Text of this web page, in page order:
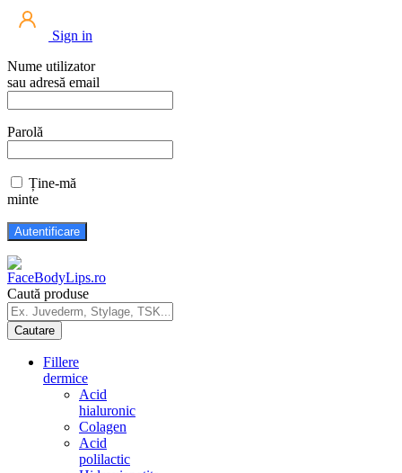
Sign in
Nume utilizator
sau adresă email
Parolă
Ține-mă
minte
Caută produse
Fillere
dermice
Acid
hialuronic
Colagen
Acid
polilactic